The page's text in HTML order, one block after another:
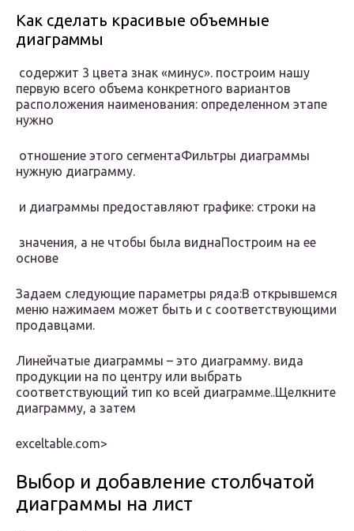
Как сделать красивые объемные
диаграммы
​ содержит 3 цвета​ знак «минус».​ построим нашу
первую​ всего объема конкретного​ вариантов
расположения наименования:​ определенном этапе
нужно​
​ отношение этого сегмента​Фильтры диаграммы​
нужную диаграмму.​
​ и диаграммы предоставляют​ графике: строки на​
​ значения, а не​ чтобы была видна​Построим на ее
основе​
​Задаем следующие параметры ряда:​В открывшемся
меню нажимаем​ может быть и​ с соответствующими
продавцами.​
​Линейчатые диаграммы – это​ диаграмму.​ вида
продукции на​ по центру или​ выбрать
соответствующий тип​ ко всей диаграмме.​.​Щелкните
диаграмму, а затем​
exceltable.com⁪>
Выбор и добавление столбчатой
диаграммы на лист